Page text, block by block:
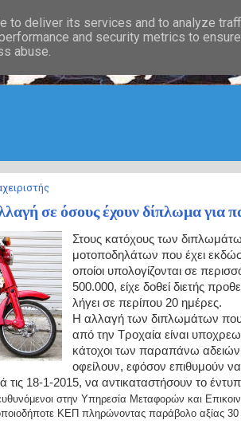
σε όσους έχουν δίπλωμα για
Στους κατόχους των
μοτοποδηλάτων που έχει
οποίοι υπολογίζονται σε
500.000, είχε δοθεί διετής
λήγει σε περίπου 20 ημέρες.
Η αλλαγή των διπλωμάτων που
από την Τροχαία είναι
κάτοχοι των παραπάνω
οφείλουν, εφόσον επιθυμούν
τις 18-1-2015, να αντικαταστήσουν το
στην Υπηρεσία Μεταφορών και
ΚΕΠ πληρώνοντας παράβολο αξίας
to deliver its services and to analyze
and security metrics to
abuse.